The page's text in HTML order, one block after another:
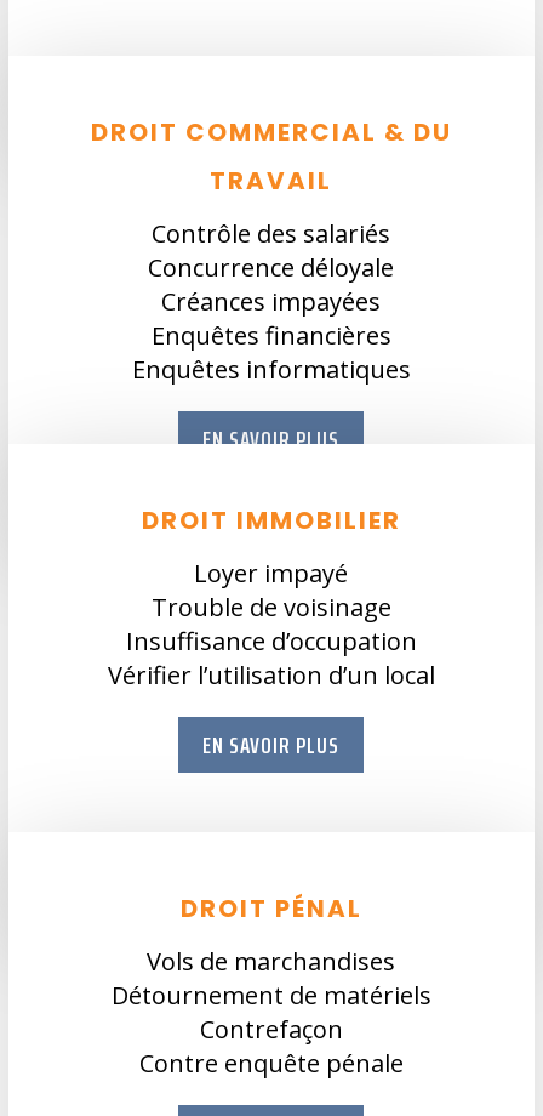
DROIT COMMERCIAL & DU
TRAVAIL
Contrôle des salariés
Concurrence déloyale
Créances impayées
Enquêtes financières
Enquêtes informatiques
EN SAVOIR PLUS
DROIT IMMOBILIER
Loyer impayé
Trouble de voisinage
Insuffisance d’occupation
Vérifier l’utilisation d’un local
EN SAVOIR PLUS
DROIT PÉNAL
Vols de marchandises
Détournement de matériels
Contrefaçon
Contre enquête pénale